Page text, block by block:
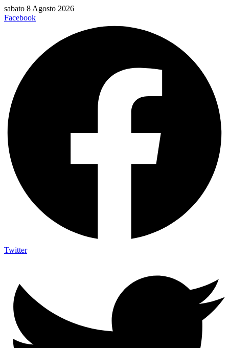
Vai
al
sabato 8 Agosto 2026
Facebook
Twitter